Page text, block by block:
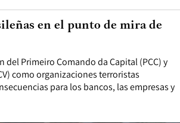
del Primeiro Comando da Capital (PCC) y
como organizaciones terroristas
para los bancos, las empresas y
en el punto de mira de